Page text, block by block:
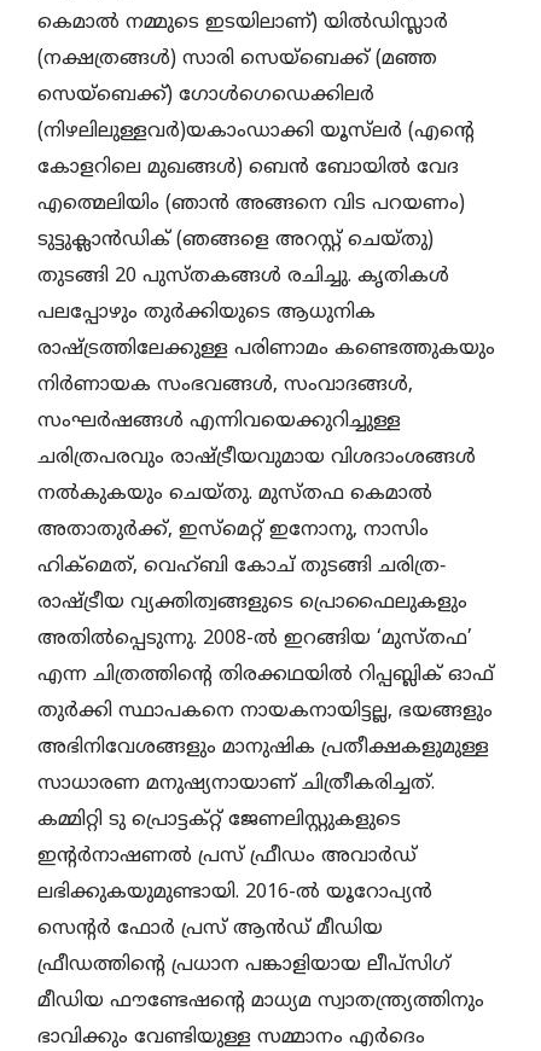
കെമാൽ നമ്മുടെ ഇടയിലാണ്) യിൽഡിസ്ലാർ
(നക്ഷത്രങ്ങൾ) സാരി സെയ്ബെക്ക് (മഞ്ഞ
സെയ്ബെക്ക്) ഗോൾഗെഡെക്കിലർ
(നിഴലിലുള്ളവർ)യകാംഡാക്കി യൂസ്‌ലർ (എന്റെ
കോളറിലെ മുഖങ്ങൾ) ബെൻ ബോയിൽ വേദ
എത്മെലിയിം (ഞാൻ അങ്ങനെ വിട പറയണം)
ടുട്ടുക്ലാൻഡിക് (ഞങ്ങളെ അറസ്റ്റ് ചെയ്തു)
തുടങ്ങി 20 പുസ്തകങ്ങൾ രചിച്ചു. കൃതികൾ
പലപ്പോഴും തുർക്കിയുടെ ആധുനിക
രാഷ്ട്രത്തിലേക്കുള്ള പരിണാമം കണ്ടെത്തുകയും
നിർണായക സംഭവങ്ങൾ, സംവാദങ്ങൾ,
സംഘർഷങ്ങൾ എന്നിവയെക്കുറിച്ചുള്ള
ചരിത്രപരവും രാഷ്ട്രീയവുമായ വിശദാംശങ്ങൾ
നൽകുകയും ചെയ്‌തു. മുസ്തഫ കെമാൽ
അതാതുർക്ക്, ഇസ്മെറ്റ് ഇനോനു, നാസിം
ഹിക്മെത്, വെഹ്ബി കോച് തുടങ്ങി ചരിത്ര‐
രാഷ്ട്രീയ വ്യക്തിത്വങ്ങളുടെ പ്രൊഫൈലുകളും
അതിൽപ്പെടുന്നു. 2008-ൽ ഇറങ്ങിയ ‘മുസ്തഫ’
എന്ന ചിത്രത്തിന്റെ തിരക്കഥയിൽ റിപ്പബ്ലിക് ഓഫ്
തുർക്കി സ്ഥാപകനെ നായകനായിട്ടല്ല, ഭയങ്ങളും
അഭിനിവേശങ്ങളും മാനുഷിക പ്രതീക്ഷകളുമുള്ള
സാധാരണ മനുഷ്യനായാണ്‌ ചിത്രീകരിച്ചത്‌.
കമ്മിറ്റി ടു പ്രൊട്ടക്റ്റ് ജേണലിസ്റ്റുകളുടെ
ഇന്റർനാഷണൽ പ്രസ് ഫ്രീഡം അവാർഡ്
ലഭിക്കുകയുമുണ്ടായി. 2016-ൽ യൂറോപ്യൻ
സെന്റർ ഫോർ പ്രസ് ആൻഡ് മീഡിയ
ഫ്രീഡത്തിന്റെ പ്രധാന പങ്കാളിയായ ലീപ്സിഗ്
മീഡിയ ഫൗണ്ടേഷന്റെ മാധ്യമ സ്വാതന്ത്ര്യത്തിനും
ഭാവിക്കും വേണ്ടിയുള്ള സമ്മാനം എർദെം